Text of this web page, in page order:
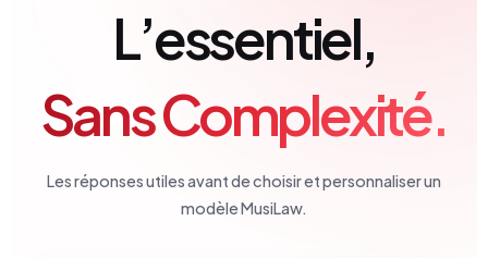
L’essentiel,
Sans Complexité.
Les réponses utiles avant de choisir et personnaliser un
modèle MusiLaw.